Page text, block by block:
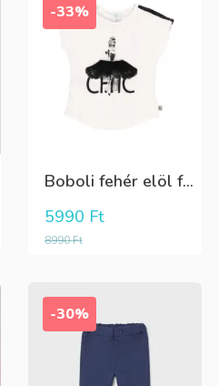
-33%
Boboli fehér elöl fekete tüll+gyöngyös csini póló
8990Ft
5990 Ft
-30%